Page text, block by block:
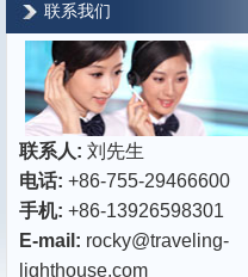
联系我们
联系人: 刘先生
电话: +86-755-29466600
手机: +86-13926598301
E-mail: rocky@traveling-
lighthouse.com